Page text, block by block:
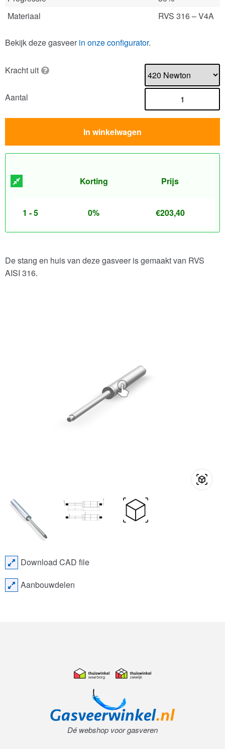
Materiaal
RVS 316 – V4A
Bekijk deze gasveer in onze configurator.
Kracht uit
Aantal
In winkelwagen
Korting Prijs
1 - 5 0% €203,40
De stang en huis van deze gasveer is gemaakt van RVS
AISI 316.
Download CAD file
Aanbouwdelen
Dé webshop voor gasveren